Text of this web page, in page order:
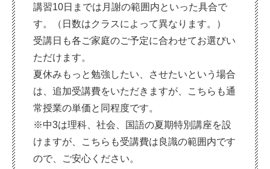
講習10日までは月謝の範囲内といった具合で
す。（日数はクラスによって異なります。）
受講日も各ご家庭のご予定に合わせてお選びい
ただけます。
夏休みもっと勉強したい、させたいという場合
は、追加受講費をいただきますが、こちらも通
常授業の単価と同程度です。
※中3は理科、社会、国語の夏期特別講座を設
けますが、こちらも受講費は良識の範囲内です
ので、ご安心ください。